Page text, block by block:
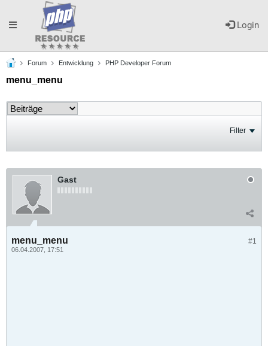
Login
Toggle
navigation
Forum Entwicklung PHP Developer Forum
menu_menu
Filter
Gast
#1
menu_menu
06.04.2007, 17:51